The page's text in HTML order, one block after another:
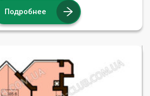
Подробнее